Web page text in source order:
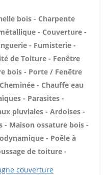
bois - Charpente
- Couverture -
- Fumisterie -
de Toiture - Fenêtre
bois - Porte / Fenêtre
- Chauffe eau
- Parasites -
pluviales - Ardoises -
- Maison ossature bois -
- Poêle à
de toiture -
couverture